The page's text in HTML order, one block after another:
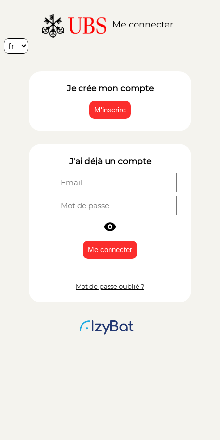
Me connecter
Je crée mon compte
J'ai déjà un compte
Mot de passe oublié ?